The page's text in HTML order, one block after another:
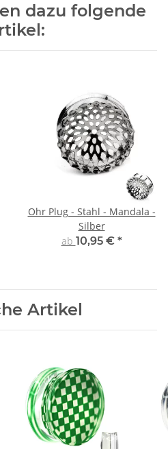
dazu folgende
Ohr Plug - Stahl - Mandala -
Silber
ab 10,95 € *
Artikel